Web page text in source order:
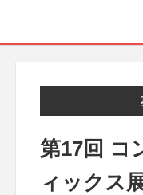
第17回 コ
ィックス